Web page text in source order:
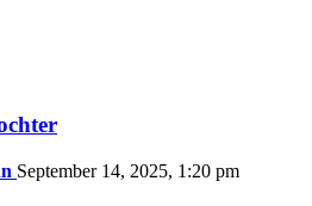
September 14, 2025, 1:20 pm